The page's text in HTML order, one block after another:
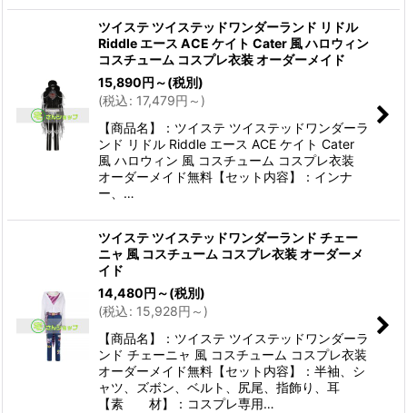
ツイステ ツイステッドワンダーランド リドル
Riddle エース ACE ケイト Cater 風 ハロウィン
コスチューム コスプレ衣装 オーダーメイド
15,890 円 ～(税別)
(税込: 17,479円 ～ )
【商品名】：ツイステ ツイステッドワンダーラ
ンド リドル Riddle エース ACE ケイト Cater
風 ハロウィン 風 コスチューム コスプレ衣装
オーダーメイド無料【セット内容】：インナ
ー、…
ツイステ ツイステッドワンダーランド チェー
ニャ 風 コスチューム コスプレ衣装 オーダーメ
イド
14,480 円 ～(税別)
(税込: 15,928円 ～ )
【商品名】：ツイステ ツイステッドワンダーラ
ンド チェーニャ 風 コスチューム コスプレ衣装
オーダーメイド無料【セット内容】：半袖、シ
ャツ、ズボン、ベルト、尻尾、指飾り、耳
【素 材】：コスプレ専用…